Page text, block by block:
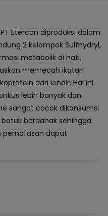
Etercon diproduksi dalam
2 kelompok Sulfhydryl,
metabolik di hati.
memecah ikatan
dari lendir. Hal ini
lebih banyak dan
sangat cocok dikonsumsi
berdahak sehingga
pernafasan dapat